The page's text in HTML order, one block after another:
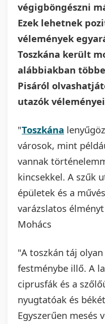
végigböngészni
Ezek lehetnek
vélemények
Toszkána került
alábbiakban
Pisáról
utazók
"Toszkána
városok, mint
vannak
kincsekkel. A szűk
épületek és a
varázslatos
Mohács
"A toszkán táj
festménybe illő. A
ciprusfák és a
nyugtatóak és
Egyszerűen mesés